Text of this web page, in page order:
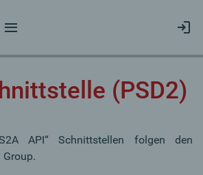
(PSD2)
API“ Schnittstellen folgen den
Group.